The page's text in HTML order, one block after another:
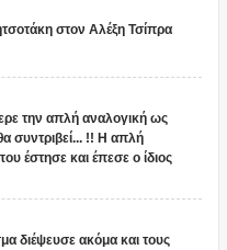
στον Αλέξη Τσίπρα
την απλή αναλογική ως
συντριβεί... !! Η απλή
έστησε και έπεσε ο ίδιος
διέψευσε ακόμα και τους